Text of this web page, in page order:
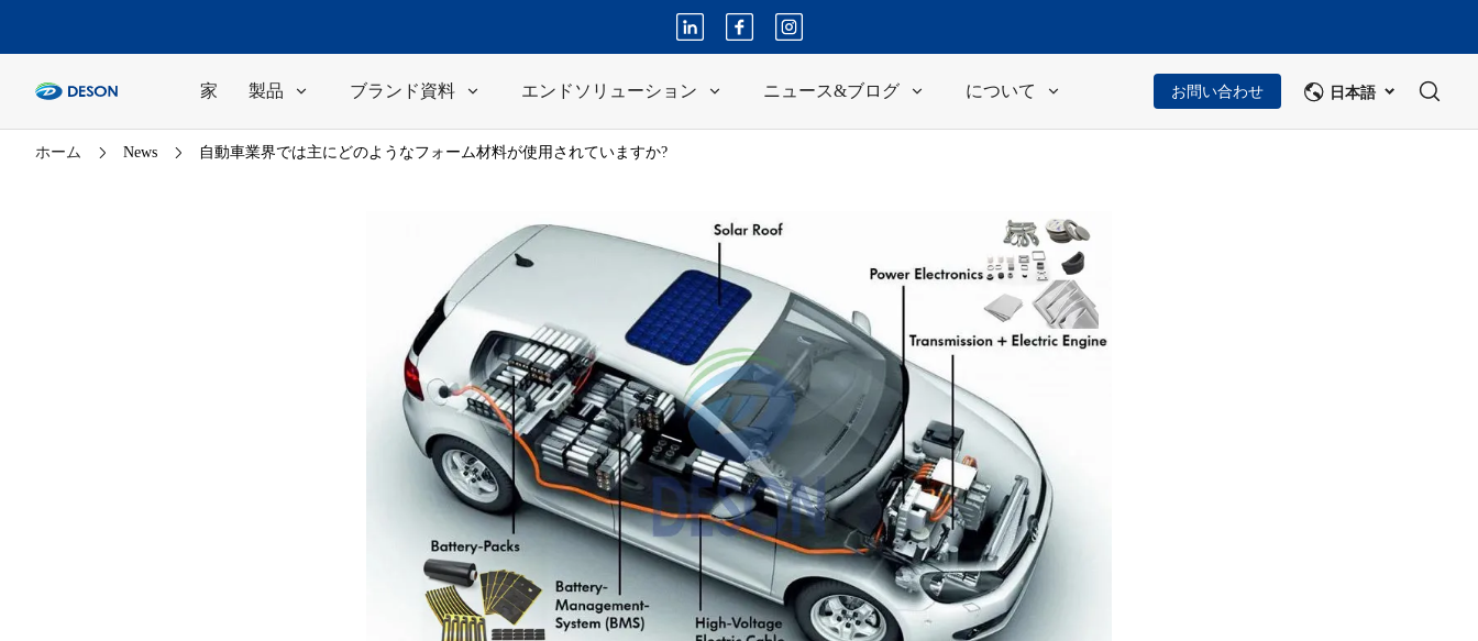
家 製品 ブランド資料 エンドソリューション ニュース&ブログ について お問い合わせ 日本語
ホーム News 自動車業界では主にどのようなフォーム材料が使用されていますか?